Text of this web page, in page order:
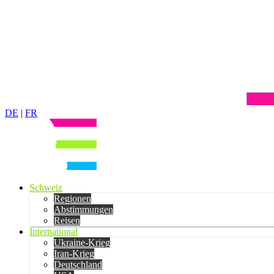
DE | FR
Schweiz
Regionen
Abstimmungen
Reisen
International
Ukraine-Krieg
Iran-Krieg
Deutschland